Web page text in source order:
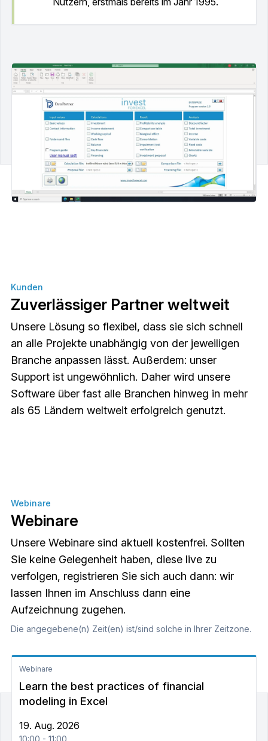
Kunden
Zuverlässiger Partner weltweit
Unsere Lösung so flexibel, dass sie sich schnell
an alle Projekte unabhängig von der jeweiligen
Branche anpassen lässt. Außerdem: unser
Support ist ungewöhnlich. Daher wird unsere
Software über fast alle Branchen hinweg in mehr
als 65 Ländern weltweit erfolgreich genutzt.
Webinare
Webinare
Unsere Webinare sind aktuell kostenfrei. Sollten
Sie keine Gelegenheit haben, diese live zu
verfolgen, registrieren Sie sich auch dann: wir
lassen Ihnen im Anschluss dann eine
Aufzeichnung zugehen.
Die angegebene(n) Zeit(en) ist/sind solche in Ihrer Zeitzone.
Webinare
Learn the best practices of financial
modeling in Excel
19. Aug. 2026
10:00 - 11:00